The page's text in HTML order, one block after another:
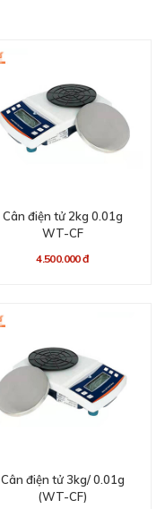
Cân điện tử 2kg 0.01g
WT-CF
4.500.000 đ
Cân điện tử 3kg/ 0.01g
(WT-CF)